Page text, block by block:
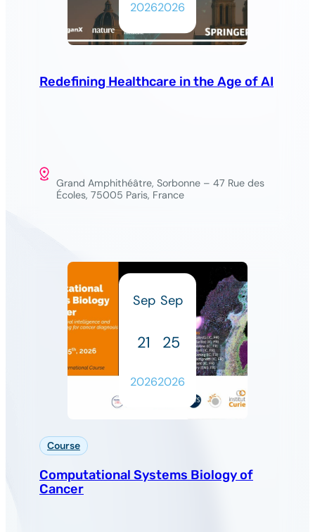
20262026
Redefining Healthcare in the Age of AI
Grand Amphithéâtre, Sorbonne – 47 Rue des
Écoles, 75005 Paris, France
Sep
21
2026
Sep
25
2026
Course
Computational Systems Biology of
Cancer